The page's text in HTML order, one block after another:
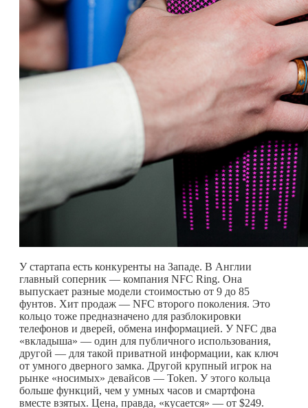
У стартапа есть конкуренты на Западе. В Англии
главный соперник — компания NFC Ring. Она
выпускает разные модели стоимостью от 9 до 85
фунтов. Хит продаж — NFC второго поколения. Это
кольцо тоже предназначено для разблокировки
телефонов и дверей, обмена информацией. У NFC два
«вкладыша» — один для публичного использования,
другой — для такой приватной информации, как ключ
от умного дверного замка. Другой крупный игрок на
рынке «носимых» девайсов — Token. У этого кольца
больше функций, чем у умных часов и смартфона
вместе взятых. Цена, правда, «кусается» — от $249.